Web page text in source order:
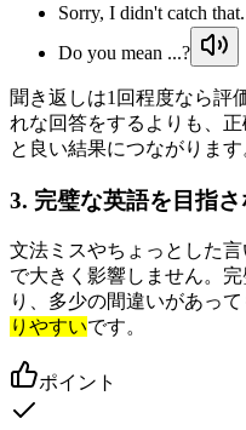
Sorry, I didn't catch
Do you mean ...?
聞き返しは1回程度なら評
れな回答をするよりも、
と良い結果につながります
3. 完璧な英語を目指
文法ミスやちょっとした
で大きく影響しません。
り、多少の間違いがあって
りやすいです。
ポイント